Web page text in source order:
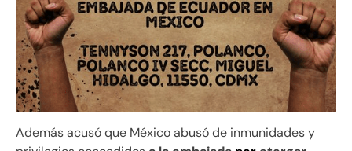
Además acusó que México abusó de inmunidades y